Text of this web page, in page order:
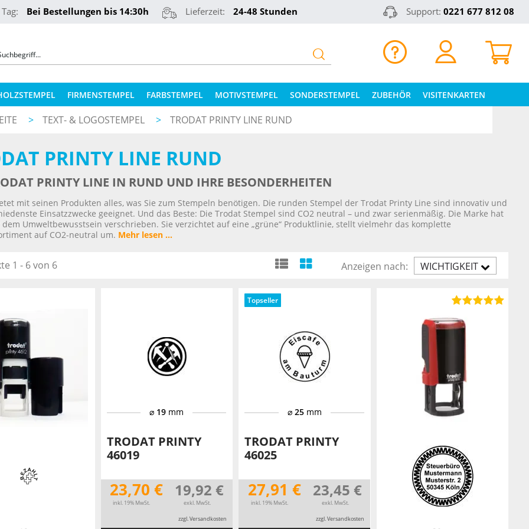
Bei Bestellungen bis 14:30h Lieferzeit: 24-48 Stunden Support: 0221 677 812 08
FIRMENSTEMPEL FARBSTEMPEL MOTIVSTEMPEL SONDERSTEMPEL
PRÄGEZANGEN
REINER NUMEROTEURE
TEXTILSTEMPEL
ZUBEHÖR
COLOP STEMPELKISSEN
ERSATZPLATTEN NACH TYPEN
ERSATZPLATTEN NACH GRÖSSE
ERSATZKISSEN
STEMPELFARBEN
VISITENKARTEN
> TEXT- & LOGOSTEMPEL > TRODAT PRINTY LINE RUND
PRINTY LINE RUND
PRINTY LINE IN RUND UND IHRE BESONDERHEITEN
mit seinen Produkten alles, was Sie zum Stempeln benötigen. Die runden Stempel der Trodat Printy Line sind innovativ und
Einsatzzwecke geeignet. Und das Beste: Die Trodat Stempel sind CO2 neutral – und zwar serienmäßig. Die Marke hat
dem Umweltbewusstsein verschrieben. Sie verzichtet auf eine „grüne“ Produktlinie, stellt vielmehr das komplette
auf CO2-neutral um. Mehr lesen ...
WICHTIGKEIT
Anzeigen nach:
1 - 6 von 6
⌀ 19 mm
TRODAT PRINTY
46019
23,70 €
inkl. 19% MwSt.
19,92 €
exkl. MwSt.
zzgl. Versandkosten
Topseller
⌀ 25mm
TRODAT PRINTY
46025
27,91 €
inkl. 19% MwSt.
23,45 €
exkl. MwSt.
zzgl. Versandkosten